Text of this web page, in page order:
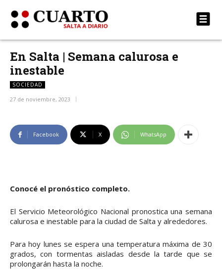
En Salta | Semana calurosa e
inestable
SOCIEDAD
27 de noviembre, 2023
Facebook X WhatsApp
Conocé el pronóstico completo.
El Servicio Meteorológico Nacional pronostica una semana
calurosa e inestable para la ciudad de Salta y alrededores.
Para hoy lunes se espera una temperatura máxima de 30
grados, con tormentas aisladas desde la tarde que se
prolongarán hasta la noche.